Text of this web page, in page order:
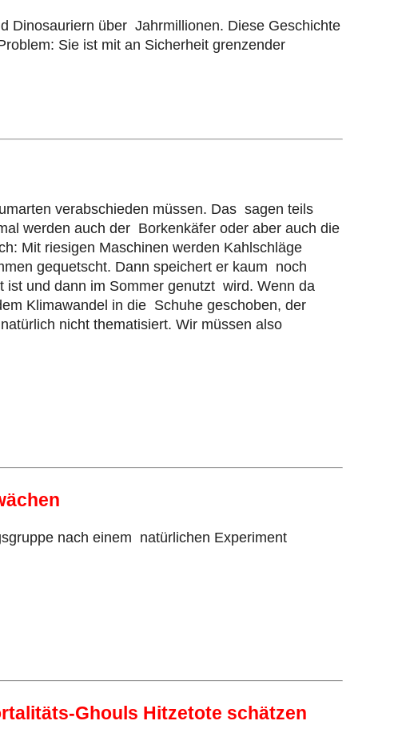
Dinosauriern über Jahrmillionen. Diese Geschichte
Sie ist mit an Sicherheit grenzender
verabschieden müssen. Das sagen teils
werden auch der Borkenkäfer oder aber auch die
Mit riesigen Maschinen werden Kahlschläge
gequetscht. Dann speichert er kaum noch
und dann im Sommer genutzt wird. Wenn da
Klimawandel in die Schuhe geschoben, der
nicht thematisiert. Wir müssen also
nach einem natürlichen Experiment
Ghouls Hitzetote schätzen